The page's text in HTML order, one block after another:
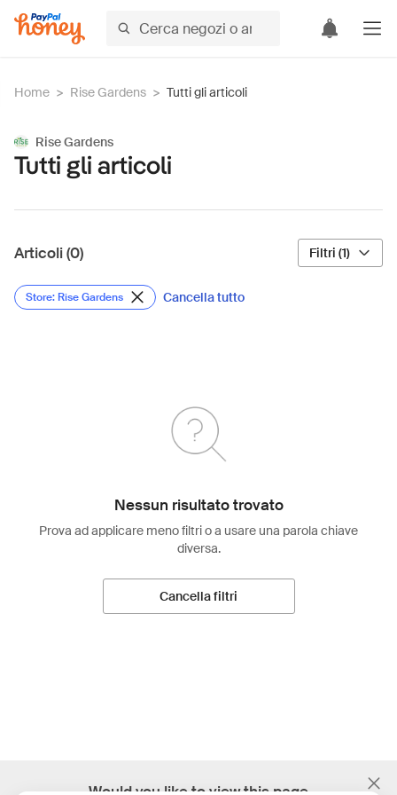
Home > Rise Gardens > Tutti gli articoli
Rise Gardens
Tutti gli articoli
Articoli (0) Filtri (1)
Store: Rise Gardens Cancella tutto
Nessun risultato trovato
Prova ad applicare meno filtri o a usare una parola chiave
diversa.
Cancella filtri